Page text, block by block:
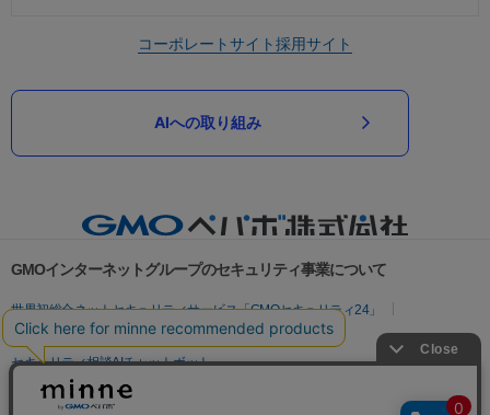
コーポレートサイト採用サイト
AIへの取り組み
GMOインターネットグループのセキュリティ事業について
世界初総合ネットセキュリティサービス「GMOセキュリティ24」
パスワード漏洩診断
Webサイトリスク診断
セキュリティ相談AIチャットボット
実在証明・盗聴対策